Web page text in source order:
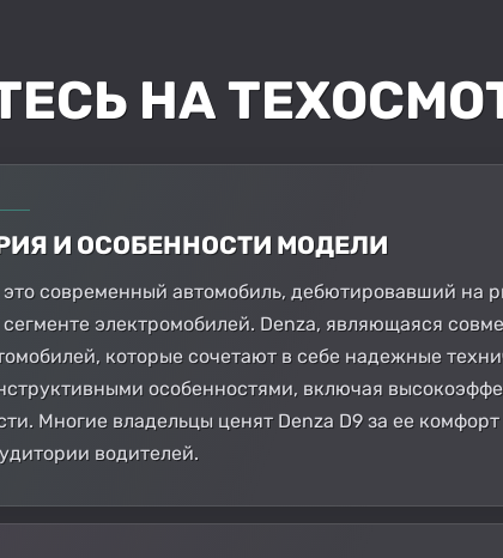
НА
И ОСОБЕННОСТИ МОДЕЛИ
это современный автомобиль, дебютировавший
электромобилей. Denza, являющаяся
которые сочетают в себе надежные
особенностями, включая
Многие владельцы ценят Denza D9 за ее
водителей.